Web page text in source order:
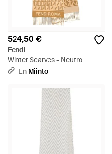
524,50 €
Fendi
Winter Scarves - Neutro
En Miinto